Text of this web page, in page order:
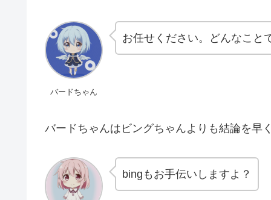
バードちゃん
お任せください。どんなこと
バードちゃんはビングちゃんよりも結論を早
bingもお手伝いしますよ？